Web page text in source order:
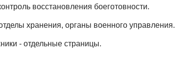
восстановления боеготовности.
хранения, органы военного управления.
- отдельные страницы.